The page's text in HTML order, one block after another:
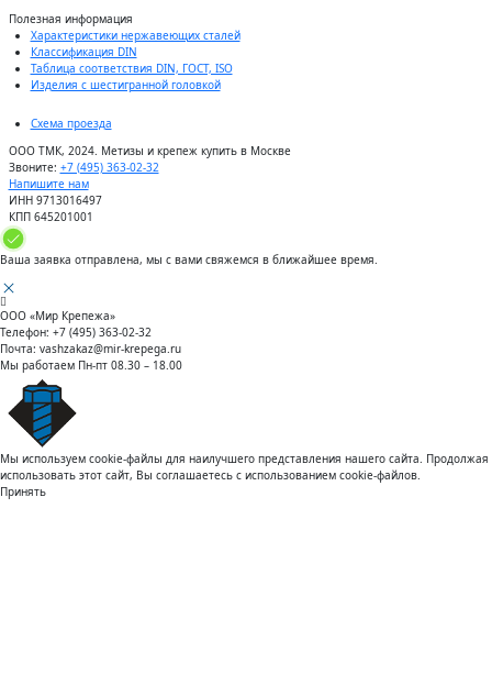
Полезная информация
Характеристики нержавеющих сталей
Классификация DIN
Таблица соответствия DIN, ГОСТ, ISO
Изделия с шестигранной головкой
Схема проезда
ООО ТМК, 2024. Метизы и крепеж купить в Москве
Звоните: +7 (495) 363-02-32
Напишите нам
ИНН 9713016497
КПП 645201001
Ваша заявка отправлена, мы с вами свяжемся в ближайшее время.
ООО «Мир Крепежа»
Телефон: +7 (495) 363-02-32
Почта: vashzakaz@mir-krepega.ru
Мы работаем Пн-пт 08.30 – 18.00
Мы используем cookie-файлы для наилучшего представления нашего сайта. Продолжая
использовать этот сайт, Вы соглашаетесь с использованием cookie-файлов.
Принять